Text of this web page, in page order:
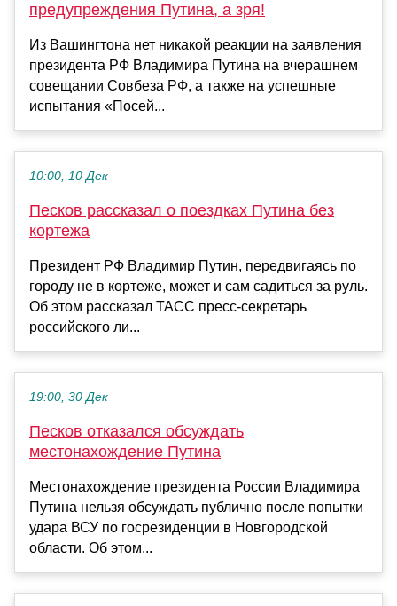
предупреждения Путина, а зря!
Из Вашингтона нет никакой реакции на заявления
президента РФ Владимира Путина на вчерашнем
совещании Совбеза РФ, а также на успешные
испытания «Посей...
10:00, 10 Дек
Песков рассказал о поездках Путина без
кортежа
Президент РФ Владимир Путин, передвигаясь по
городу не в кортеже, может и сам садиться за руль.
Об этом рассказал ТАСС пресс-секретарь
российского ли...
19:00, 30 Дек
Песков отказался обсуждать
местонахождение Путина
Местонахождение президента России Владимира
Путина нельзя обсуждать публично после попытки
удара ВСУ по госрезиденции в Новгородской
области. Об этом...